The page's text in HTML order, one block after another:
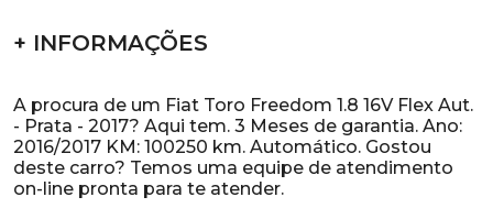
+ INFORMAÇÕES
A procura de um Fiat Toro Freedom 1.8 16V Flex Aut.
- Prata - 2017? Aqui tem. 3 Meses de garantia. Ano:
2016/2017 KM: 100250 km. Automático. Gostou
deste carro? Temos uma equipe de atendimento
on-line pronta para te atender.